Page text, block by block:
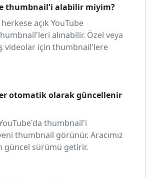
thumbnail'i alabilir miyim?
herkese açık YouTube
alınabilir. Özel veya
videolar için thumbnail'lere
otomatik olarak güncellenir
thumbnail'i
thumbnail görünür. Aracımız
güncel sürümü getirir.